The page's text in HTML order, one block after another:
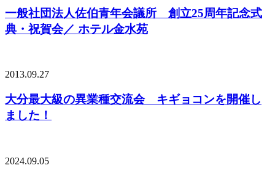
一般社団法人佐伯青年会議所 創立25周年記念式
典・祝賀会／ ホテル金水苑
2013.09.27
大分最大級の異業種交流会 キギョコンを開催し
ました！
2024.09.05